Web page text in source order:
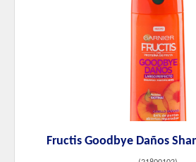
Fructis Goodbye Daños